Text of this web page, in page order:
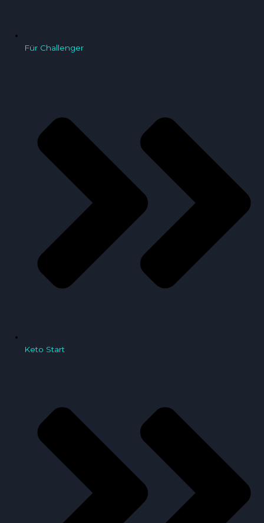
Für Challenger
Keto Start